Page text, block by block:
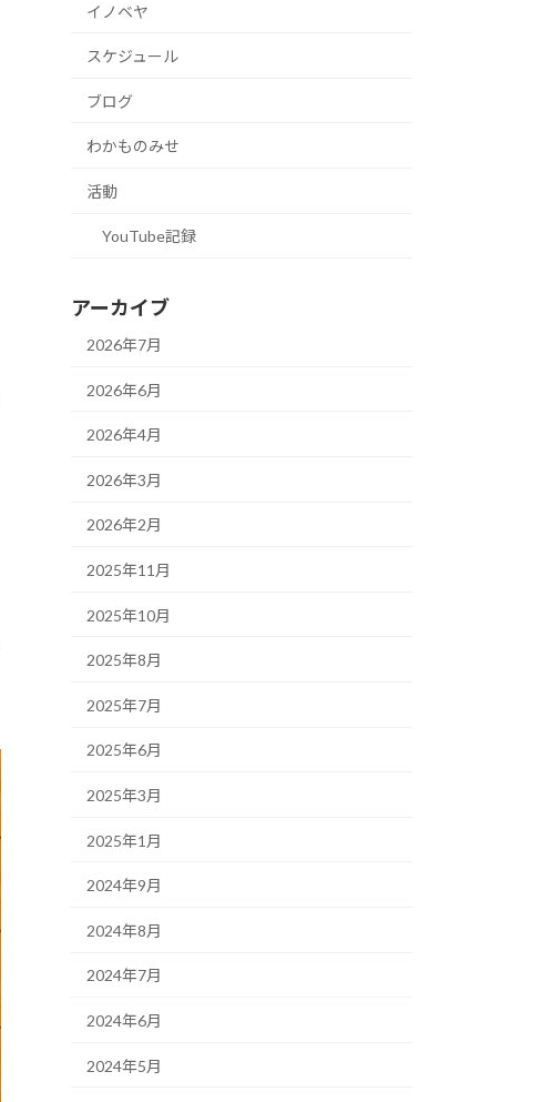
イノベヤ
スケジュール
ブログ
わかものみせ
活動
YouTube記録
アーカイブ
2026年7月
2026年6月
2026年4月
2026年3月
2026年2月
2025年11月
2025年10月
2025年8月
2025年7月
2025年6月
2025年3月
2025年1月
2024年9月
2024年8月
2024年7月
2024年6月
2024年5月